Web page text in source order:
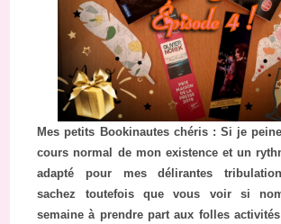
Mes petits Bookinautes chéris : Si je
cours normal de mon existence et un
adapté pour mes délirantes
sachez toutefois que vous voir si
semaine à prendre part aux folles